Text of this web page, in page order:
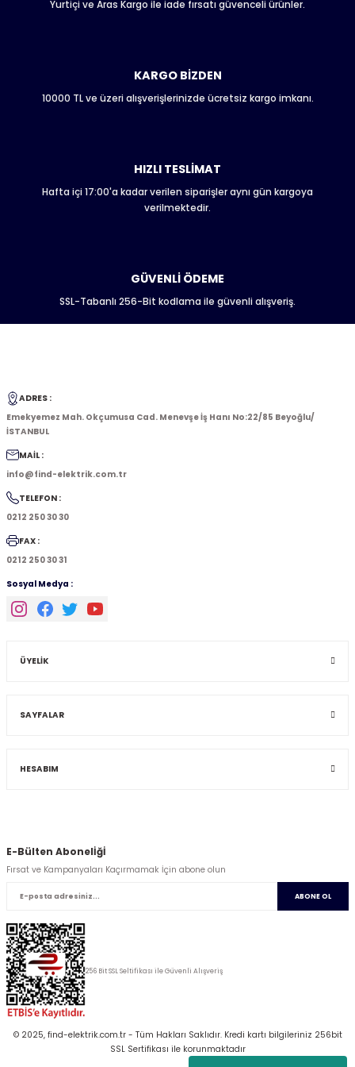
Yurtiçi ve Aras Kargo ile iade fırsatı güvenceli ürünler.
KARGO BİZDEN
10000 TL ve üzeri alışverişlerinizde ücretsiz kargo imkanı.
HIZLI TESLİMAT
Hafta içi 17:00'a kadar verilen siparişler aynı gün kargoya
verilmektedir.
GÜVENLİ ÖDEME
SSL-Tabanlı 256-Bit kodlama ile güvenli alışveriş.
ADRES :
Emekyemez Mah. Okçumusa Cad. Menevşe İş Hanı No:22/85 Beyoğlu/
İSTANBUL
MAİL :
info@find-elektrik.com.tr
TELEFON :
0212 250 30 30
FAX :
0212 250 30 31
Sosyal Medya :
ÜYELİK
SAYFALAR
HESABIM
E-Bülten Abonelİğİ
Fırsat ve Kampanyaları Kaçırmamak İçin abone olun
ABONE OL
256 Bit SSL Seltifikası ile Güvenli Alışveriş
© 2025, find-elektrik.com.tr - Tüm Hakları Saklıdır. Kredi kartı bilgileriniz 256bit
SSL Sertifikası ile korunmaktadır